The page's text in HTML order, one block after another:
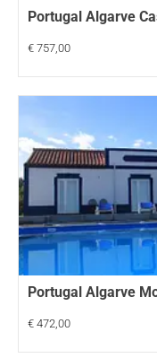
Portugal Algarve
€ 757,00
Portugal Algarve
€ 472,00